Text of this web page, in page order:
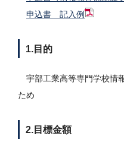
申込書 記入例
1.目的
宇部工業高等専門学校情
ため
2.目標金額